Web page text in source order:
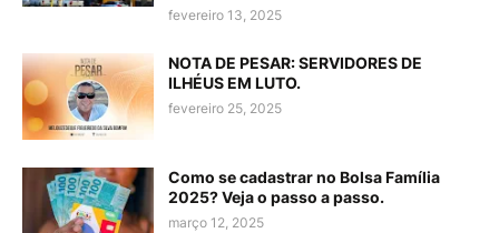
fevereiro 13, 2025
NOTA DE PESAR: SERVIDORES DE
ILHÉUS EM LUTO.
fevereiro 25, 2025
Como se cadastrar no Bolsa Família
2025? Veja o passo a passo.
março 12, 2025